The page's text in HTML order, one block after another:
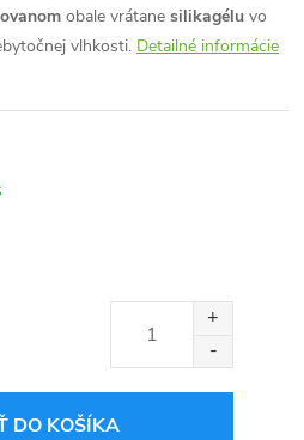
obale vrátane silikagélu vo
vlhkosti. Detailné informácie
DO KOŠÍKA